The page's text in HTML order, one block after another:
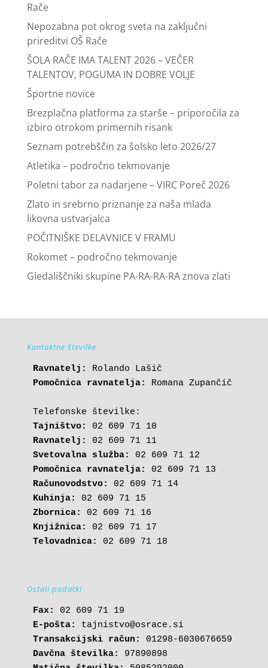
Rače
Nepozabna pot okrog sveta na zaključni
prireditvi OŠ Rače
ŠOLA RAČE IMA TALENT 2026 – VEČER
TALENTOV, POGUMA IN DOBRE VOLJE
Športne novice
Brezplačna platforma za starše – priporočila za
izbiro otrokom primernih risank
Seznam potrebščin za šolsko leto 2026/27
Atletika – področno tekmovanje
Poletni tabor za nadarjene – VIRC Poreč 2026
Zlato in srebrno priznanje za naša mlada
likovna ustvarjalca
POČITNIŠKE DELAVNICE V FRAMU
Rokomet – področno tekmovanje
Gledališčniki skupine PA-RA-RA-RA znova zlati
Kontaktne številke
Ravnatelj:
Pomočnica ravnatelja:
Romana Zupančič
Tajništvo:
Ravnatelj:
02 609 71 11
Svetovalna služba:
Pomočnica ravnatelja:
Računovodstvo:
02 609 71 14
Kuhinja:
Zbornica:
Knjižnica:
Telovadnica:
02 609 71 18
Ostali podatki
Fax:
E-pošta: tajnistvo@osrace.si
Transakcijski račun:
Davčna številka: